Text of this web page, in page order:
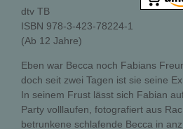
dtv TB
ISBN 978-3-423-78224-1
(Ab 12 Jahre)
Eben war Becca noch Fabians
doch seit zwei Tagen ist sie seine Ex.
In seinem Frust lässt sich Fabian
Party volllaufen, fotografiert aus
betrunkene schlafende Becca in